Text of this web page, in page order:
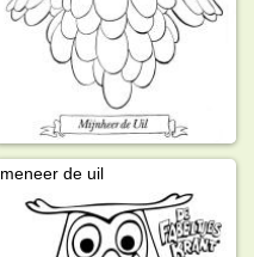
meneer de uil